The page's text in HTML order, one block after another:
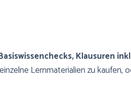
Klausuren
Lernmaterialien zu kaufen,